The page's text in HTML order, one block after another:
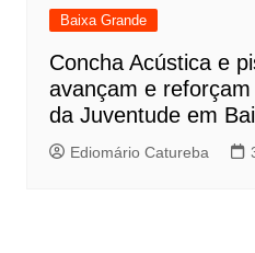
Baixa Grande
Concha Acústica e
avançam e
da Juventude em
Ediomário Catureba